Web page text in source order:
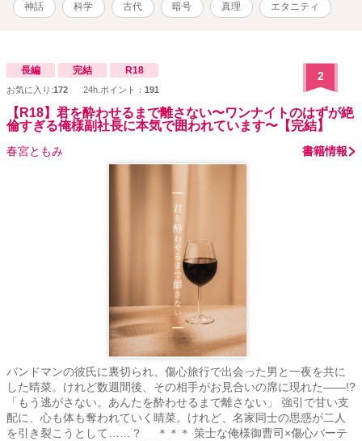
神話 科学 古代 暗号 真理 エタニティ
長編 完結 R18
お気に入り:172 24h.ポイント： 191
2
【R18】君を酔わせるまで離さない〜ワンナイトのはずが絶
倫すぎる俺様副社長に本気で囲われています〜【完結】
春宮ともみ 書籍情報
バンドマンの彼氏に裏切られ、傷心旅行で出会った男と一夜を共に
した晴菜。けれど数週間後、その相手がお見合いの席に現れた――!?
「もう逃がさない。あんたを酔わせるまで離さない」 強引で甘い支
配に、心も体も奪われていく晴菜。けれど、名家同士の思惑が二人
を引き裂こうとして……？ ＊＊＊ 策士な俺様御曹司×傷心バーテ